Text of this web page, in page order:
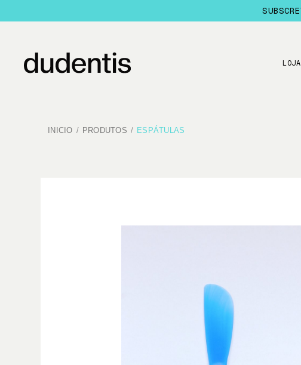
LOJA
INICIO PRODUTOS ESPÁTULAS